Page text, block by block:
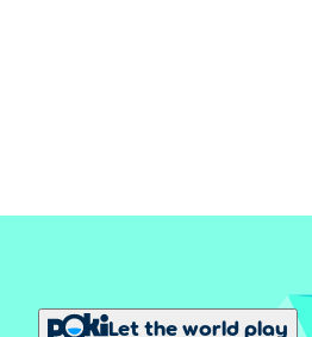
Let the world play